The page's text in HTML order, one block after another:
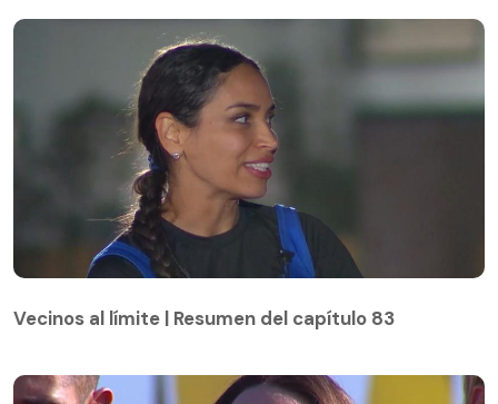
Vecinos al límite | Resumen del capítulo 83